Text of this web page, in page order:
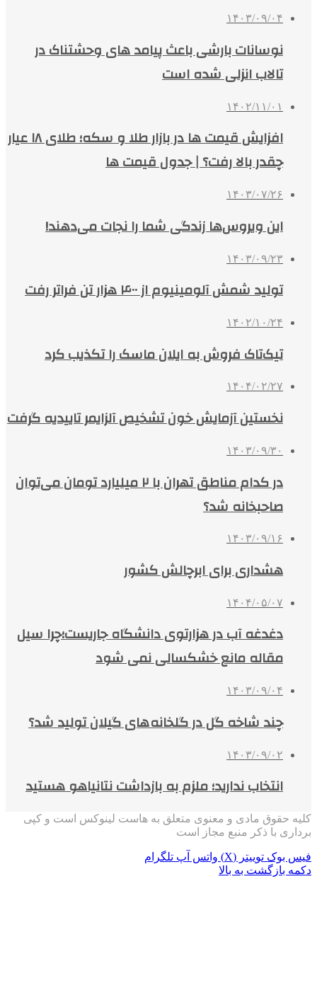
۱۴۰۳/۰۹/۰۴
نوسانات بارشی باعث پیامد های وحشتناک در
تالاب انزلی شده است
۱۴۰۲/۱۱/۰۱
افزایش قیمت ها در بازار طلا و سکه؛ طلای ۱۸ عیار
چقدر بالا رفت؟ | جدول قیمت ها
۱۴۰۳/۰۷/۲۶
این ویروس‌ها زندگی شما را نجات می‌دهند!
۱۴۰۳/۰۹/۲۳
تولید شمش آلومینیوم از ۴۰۰ هزار تن فراتر رفت
۱۴۰۲/۱۰/۲۴
تیک‌تاک فروش به ایلان ماسک را تکذیب کرد
۱۴۰۴/۰۲/۲۷
نخستین آزمایش خون تشخیص آلزایمر تاییدیه گرفت
۱۴۰۳/۰۹/۳۰
در کدام مناطق تهران با ۲ میلیارد تومان می‌توان
صاحبخانه شد؟
۱۴۰۳/۰۹/۱۶
هشداری برای ابرچالش کشور
۱۴۰۴/۰۵/۰۷
دغدغه آب در هزارتوی دانشگاه جاریست؛چرا سیل
مقاله مانع خشکسالی نمی شود
۱۴۰۳/۰۹/۰۴
چند شاخه گل در گلخانه های گیلان تولید شد؟
۱۴۰۳/۰۹/۰۲
انتخاب ندارید؛ ملزم به بازداشت نتانیاهو هستید
کلیه حقوق مادی و معنوی متعلق به هاست لینوکس است و کپی
برداری با ذکر منبع مجاز است
فیس بوک توییتر (X) واتس آپ تلگرام
دکمه بازگشت به بالا